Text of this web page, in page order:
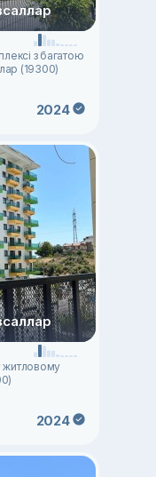
з багатою
(19300)
2024
житловому
2024